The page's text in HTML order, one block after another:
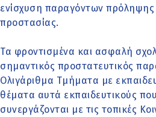
ενίσχυση παραγόντων πρόληψης
προστασίας.
Τα φροντισμένα και ασφαλή
σημαντικός προστατευτικός
Ολιγάριθμα Τμήματα με
θέματα αυτά εκπαιδευτικούς που
συνεργάζονται με τις τοπικές